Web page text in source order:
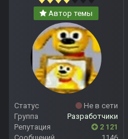
Автор темы
Статус
Не в сети
Группа
Разработчики
Репутация
2 121